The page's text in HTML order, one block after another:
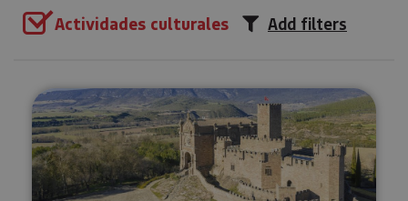
Actividades culturales Add filters
Medieval Navarra route: Olite,